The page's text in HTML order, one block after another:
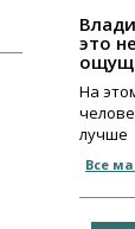
это
На
лучше
Все